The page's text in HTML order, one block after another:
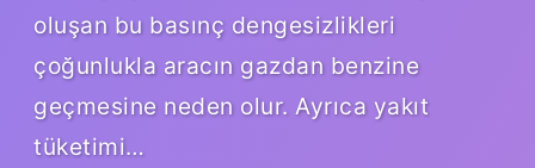
oluşan bu basınç dengesizlikleri
çoğunlukla aracın gazdan benzine
geçmesine neden olur. Ayrıca yakıt
tüketimi…